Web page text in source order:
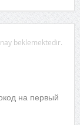
beklemektedir.
на первый